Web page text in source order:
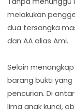
melakukan
dua tersangka
dan AA alias Ami.
Selain
barang bukti yang
pencurian. Di
lima anak kunci,